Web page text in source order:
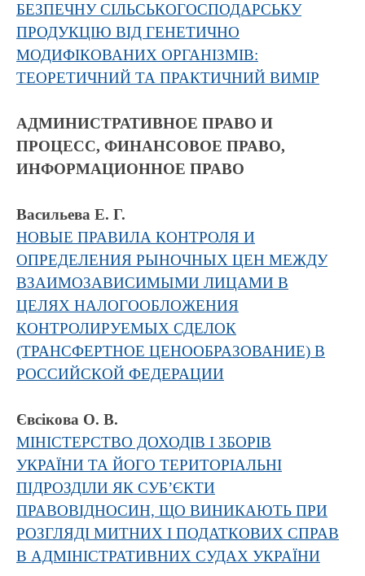
БЕЗПЕЧНУ СІЛЬСЬКОГОСПОДАРСЬКУ
ПРОДУКЦІЮ ВІД ГЕНЕТИЧНО
МОДИФІКОВАНИХ ОРГАНІЗМІВ:
ТЕОРЕТИЧНИЙ ТА ПРАКТИЧНИЙ ВИМІР
АДМИНИСТРАТИВНОЕ ПРАВО И
ПРОЦЕСС, ФИНАНСОВОЕ ПРАВО,
ИНФОРМАЦИОННОЕ ПРАВО
Васильева Е. Г.
НОВЫЕ ПРАВИЛА КОНТРОЛЯ И
ОПРЕДЕЛЕНИЯ РЫНОЧНЫХ ЦЕН МЕЖДУ
ВЗАИМОЗАВИСИМЫМИ ЛИЦАМИ В
ЦЕЛЯХ НАЛОГООБЛОЖЕНИЯ
КОНТРОЛИРУЕМЫХ СДЕЛОК
(ТРАНСФЕРТНОЕ ЦЕНООБРАЗОВАНИЕ) В
РОССИЙСКОЙ ФЕДЕРАЦИИ
Євсікова О. В.
МІНІСТЕРСТВО ДОХОДІВ І ЗБОРІВ
УКРАЇНИ ТА ЙОГО ТЕРИТОРІАЛЬНІ
ПІДРОЗДІЛИ ЯК СУБ’ЄКТИ
ПРАВОВІДНОСИН, ЩО ВИНИКАЮТЬ ПРИ
РОЗГЛЯДІ МИТНИХ І ПОДАТКОВИХ СПРАВ
В АДМІНІСТРАТИВНИХ СУДАХ УКРАЇНИ